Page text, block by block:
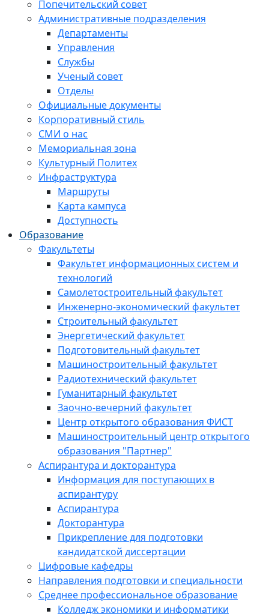
Попечительский совет
Административные подразделения
Департаменты
Управления
Службы
Ученый совет
Отделы
Официальные документы
Корпоративный стиль
СМИ о нас
Мемориальная зона
Культурный Политех
Инфраструктура
Маршруты
Карта кампуса
Доступность
Образование
Факультеты
Факультет информационных систем и
технологий
Самолетостроительный факультет
Инженерно-экономический факультет
Строительный факультет
Энергетический факультет
Подготовительный факультет
Машиностроительный факультет
Радиотехнический факультет
Гуманитарный факультет
Заочно-вечерний факультет
Центр открытого образования ФИСТ
Машиностроительный центр открытого
образования "Партнер"
Аспирантура и докторантура
Информация для поступающих в
аспирантуру
Аспирантура
Докторантура
Прикрепление для подготовки
кандидатской диссертации
Цифровые кафедры
Направления подготовки и специальности
Среднее профессиональное образование
Колледж экономики и информатики